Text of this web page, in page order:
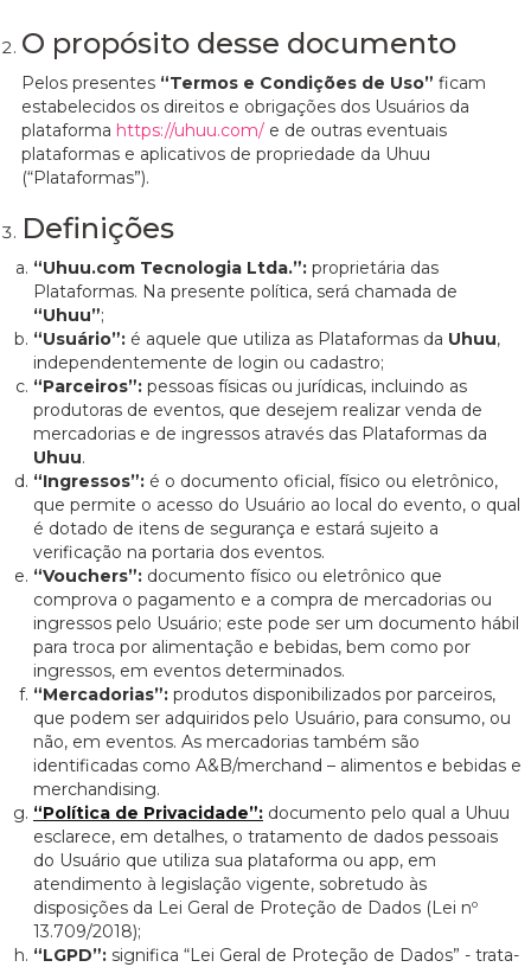
O propósito desse documento
Pelos presentes “Termos e Condições de Uso” ficam
estabelecidos os direitos e obrigações dos Usuários da
plataforma https://uhuu.com/ e de outras eventuais
plataformas e aplicativos de propriedade da Uhuu
(“Plataformas”).
Definições
“Uhuu.com Tecnologia Ltda.”: proprietária das
Plataformas. Na presente política, será chamada de
“Uhuu”;
“Usuário”: é aquele que utiliza as Plataformas da Uhuu,
independentemente de login ou cadastro;
“Parceiros”: pessoas físicas ou jurídicas, incluindo as
produtoras de eventos, que desejem realizar venda de
mercadorias e de ingressos através das Plataformas da
Uhuu.
“Ingressos”: é o documento oficial, físico ou eletrônico,
que permite o acesso do Usuário ao local do evento, o qual
é dotado de itens de segurança e estará sujeito a
verificação na portaria dos eventos.
“Vouchers”: documento físico ou eletrônico que
comprova o pagamento e a compra de mercadorias ou
ingressos pelo Usuário; este pode ser um documento hábil
para troca por alimentação e bebidas, bem como por
ingressos, em eventos determinados.
“Mercadorias”: produtos disponibilizados por parceiros,
que podem ser adquiridos pelo Usuário, para consumo, ou
não, em eventos. As mercadorias também são
identificadas como A&B/merchand – alimentos e bebidas e
merchandising.
“Política de Privacidade”: documento pelo qual a Uhuu
esclarece, em detalhes, o tratamento de dados pessoais
do Usuário que utiliza sua plataforma ou app, em
atendimento à legislação vigente, sobretudo às
disposições da Lei Geral de Proteção de Dados (Lei nº
13.709/2018);
“LGPD”: significa “Lei Geral de Proteção de Dados” - trata-